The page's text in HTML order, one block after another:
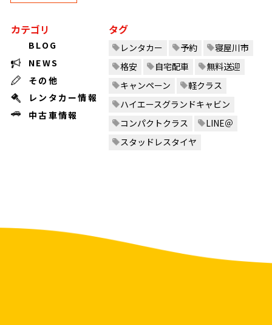
カテゴリ
BLOG
NEWS
その他
レンタカー情報
中古車情報
タグ
レンタカー 予約
寝屋川市
格安
自宅配車
無料送迎
キャンペーン
軽クラス
ハイエースグランドキャビン
コンパクトクラス
LINE＠
スタッドレスタイヤ